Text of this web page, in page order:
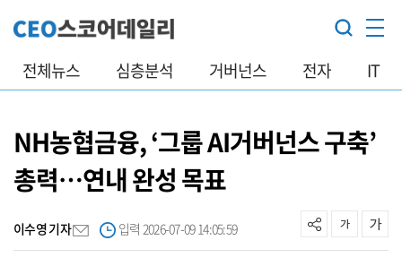
전체뉴스 심층분석 거버넌스 전자 IT
NH농협금융, ‘그룹 AI거버넌스 구축’
총력…연내 완성 목표
이수영 기자 입력 2026-07-09 14:05:59